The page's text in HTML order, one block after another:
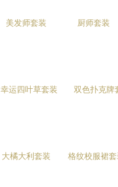
美发师套装 厨师套装
幸运四叶草套装 双色扑克牌
大橘大利套装 格纹校服裙